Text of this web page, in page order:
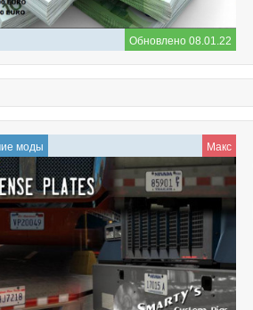
Обновлено 08.01.22
моды Макс